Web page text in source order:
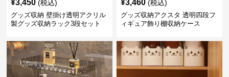
¥3,450 (税込)
グッズ収納 壁掛け透明アクリル
製グッズ収納ラック3段セット
¥3,460 (税込)
グッズ収納アクスタ 透明四段フ
ィギュア飾り棚収納ケース